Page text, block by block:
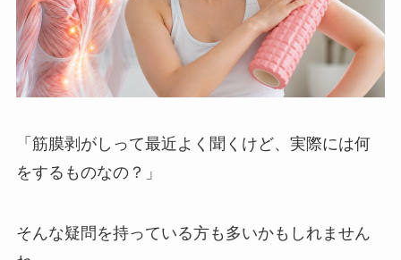
「筋膜剥がしって最近よく聞くけど、実際には何
をするものなの？」
そんな疑問を持っている方も多いかもしれません